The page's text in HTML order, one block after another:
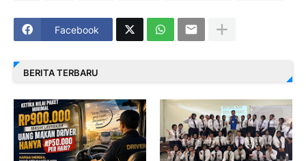
Facebook
BERITA TERBARU